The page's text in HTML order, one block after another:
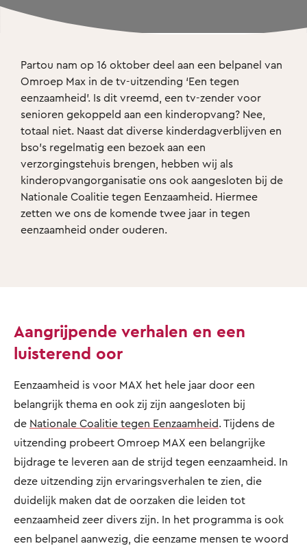
Partou nam op 16 oktober deel aan een belpanel van
Omroep Max in de tv-uitzending ‘Een tegen
eenzaamheid’. Is dit vreemd, een tv-zender voor
senioren gekoppeld aan een kinderopvang? Nee,
totaal niet. Naast dat diverse kinderdagverblijven en
bso’s regelmatig een bezoek aan een
verzorgingstehuis brengen, hebben wij als
kinderopvangorganisatie ons ook aangesloten bij de
Nationale Coalitie tegen Eenzaamheid. Hiermee
zetten we ons de komende twee jaar in tegen
eenzaamheid onder ouderen.
Aangrijpende verhalen en een
luisterend oor
Eenzaamheid is voor MAX het hele jaar door een
belangrijk thema en ook zij zijn aangesloten bij
de Nationale Coalitie tegen Eenzaamheid. Tijdens de
uitzending probeert Omroep MAX een belangrijke
bijdrage te leveren aan de strijd tegen eenzaamheid. In
deze uitzending zijn ervaringsverhalen te zien, die
duidelijk maken dat de oorzaken die leiden tot
eenzaamheid zeer divers zijn. In het programma is ook
een belpanel aanwezig, die eenzame mensen te woord